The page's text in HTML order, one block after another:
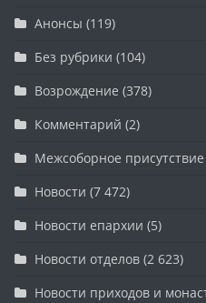
Анонсы (119)
Без рубрики (104)
Возрождение (378)
Комментарий (2)
Межсоборное присутствие
Новости (7 472)
Новости епархии (5)
Новости отделов(2 623)
Новости приходов и